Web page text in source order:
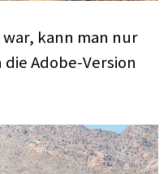
war, kann man nur
Adobe-Version